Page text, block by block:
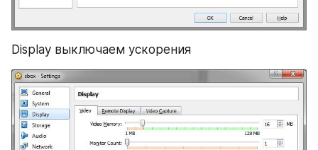
Display выключаем ускорения